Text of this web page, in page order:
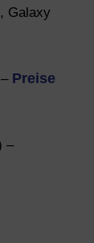
Galaxy
Preise
–